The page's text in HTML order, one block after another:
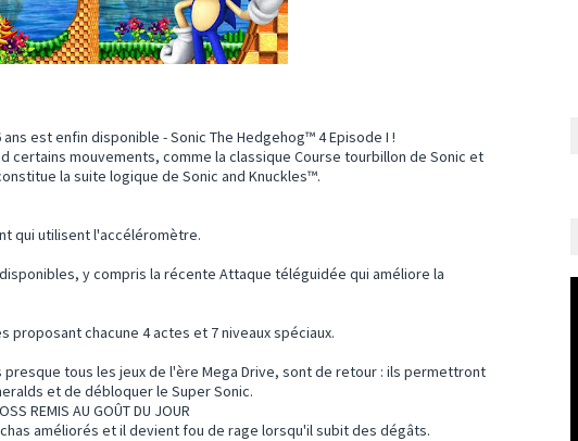
est enfin disponible - Sonic The Hedgehog™ 4 Episode I !
certains mouvements, comme la classique Course tourbillon de Sonic et
la suite logique de Sonic and Knuckles™.
qui utilisent l'accéléromètre.
y compris la récente Attaque téléguidée qui améliore la
proposant chacune 4 actes et 7 niveaux spéciaux.
presque tous les jeux de l'ère Mega Drive, sont de retour : ils permettront
et de débloquer le Super Sonic.
REMIS AU GOÛT DU JOUR
améliorés et il devient fou de rage lorsqu'il subit des dégâts.